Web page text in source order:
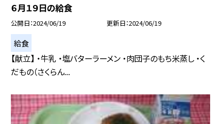
６月１９日の給食
公開日 2024/06/19 更新日 2024/06/19
給食
【献立】 ・牛乳 ・塩バターラーメン ・肉団子のもち米蒸し ・く
だもの（さくらん...